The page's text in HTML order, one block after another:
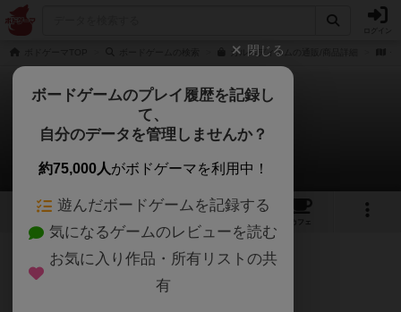
カルペディエムの通販/商品詳細
カルペ・ディエム
ひめくりさんのレビュー
6 8
カフェ
644名 3名 0 7年以上前
閉じる
ボードゲームのプレイ履歴を記録し
て、
自分のデータを管理しませんか？
約75,000人がボドゲーマを利用中！
遊んだボードゲームを記録する
気になるゲームのレビューを読む
お気に入り作品・所有リストの共
有